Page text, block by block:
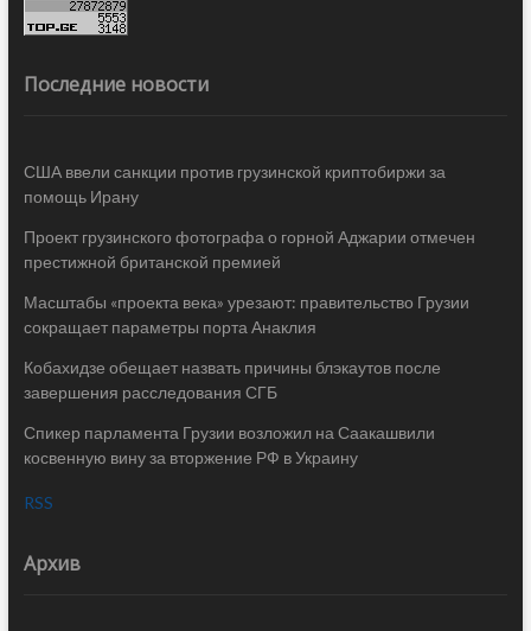
Последние новости
США ввели санкции против грузинской криптобиржи за
помощь Ирану
Проект грузинского фотографа о горной Аджарии отмечен
престижной британской премией
Масштабы «проекта века» урезают: правительство Грузии
сокращает параметры порта Анаклия
Кобахидзе обещает назвать причины блэкаутов после
завершения расследования СГБ
Спикер парламента Грузии возложил на Саакашвили
косвенную вину за вторжение РФ в Украину
RSS
Архив